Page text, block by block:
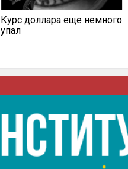
Курс доллара еще немного
упал